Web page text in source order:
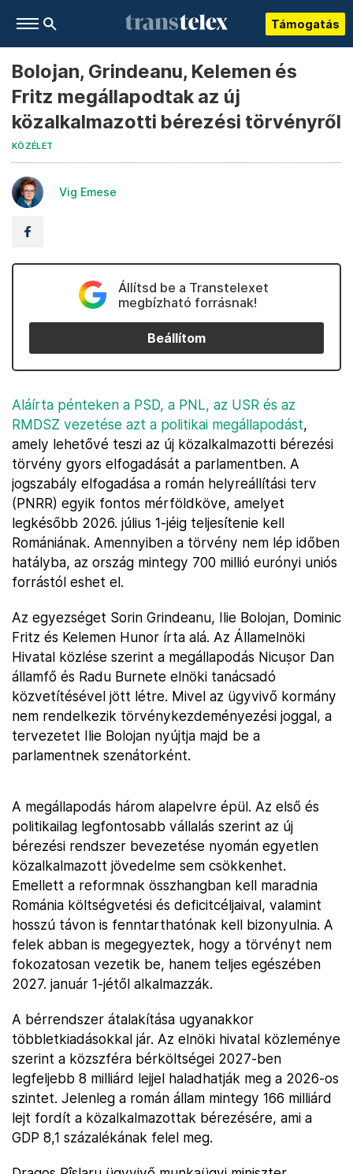
Támogatás
Bolojan, Grindeanu, Kelemen és
Fritz megállapodtak az új
közalkalmazotti bérezési törvényről
KÖZÉLET
Vig Emese
Állítsd be a Transtelexet
megbízható forrásnak!
Beállítom
Aláírta pénteken a PSD, a PNL, az USR és az
RMDSZ vezetése azt a politikai megállapodást,
amely lehetővé teszi az új közalkalmazotti bérezési
törvény gyors elfogadását a parlamentben. A
jogszabály elfogadása a román helyreállítási terv
(PNRR) egyik fontos mérföldköve, amelyet
legkésőbb 2026. július 1-jéig teljesítenie kell
Romániának. Amennyiben a törvény nem lép időben
hatályba, az ország mintegy 700 millió eurónyi uniós
forrástól eshet el.
Az egyezséget Sorin Grindeanu, Ilie Bolojan, Dominic
Fritz és Kelemen Hunor írta alá. Az Államelnöki
Hivatal közlése szerint a megállapodás Nicușor Dan
államfő és Radu Burnete elnöki tanácsadó
közvetítésével jött létre. Mivel az ügyvivő kormány
nem rendelkezik törvénykezdeményezési joggal, a
tervezetet Ilie Bolojan nyújtja majd be a
parlamentnek szenátorként.
A megállapodás három alapelvre épül. Az első és
politikailag legfontosabb vállalás szerint az új
bérezési rendszer bevezetése nyomán egyetlen
közalkalmazott jövedelme sem csökkenhet.
Emellett a reformnak összhangban kell maradnia
Románia költségvetési és deficitcéljaival, valamint
hosszú távon is fenntarthatónak kell bizonyulnia. A
felek abban is megegyeztek, hogy a törvényt nem
fokozatosan vezetik be, hanem teljes egészében
2027. január 1-jétől alkalmazzák.
A bérrendszer átalakítása ugyanakkor
többletkiadásokkal jár. Az elnöki hivatal közleménye
szerint a közszféra bérköltségei 2027-ben
legfeljebb 8 milliárd lejjel haladhatják meg a 2026-os
szintet. Jelenleg a román állam mintegy 166 milliárd
lejt fordít a közalkalmazottak bérezésére, ami a
GDP 8,1 százalékának felel meg.